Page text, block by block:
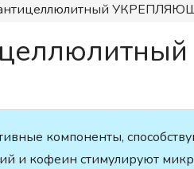
антицеллюлитный
компоненты,
и кофеин стимулируют